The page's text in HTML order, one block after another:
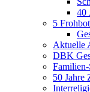
40
5
Aktuelle
DBK
50 Jahre